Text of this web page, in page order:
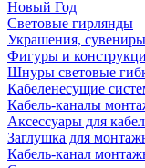
Новый Год
Световые гирлянды
Украшения, сувениры
Фигуры и
Шнуры световые
Кабеленесущие
Кабель-каналы
Аксессуары для
Заглушка для
Кабель-канал